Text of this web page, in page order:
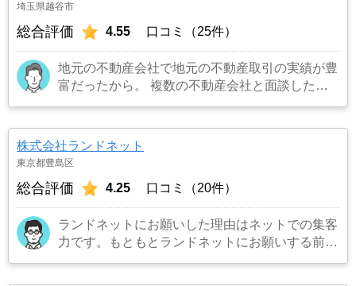
埼玉県越谷市
総合評価 4.55 口コミ（25件）
地元の不動産会社で地元の不動産取引の実績が豊
富だったから。 複数の不動産会社と面談した
株式会社ランドネット
東京都豊島区
総合評価 4.25 口コミ（20件）
ランドネットにお願いした理由はネットでの集客
力です。もともとランドネットにお願いする前は